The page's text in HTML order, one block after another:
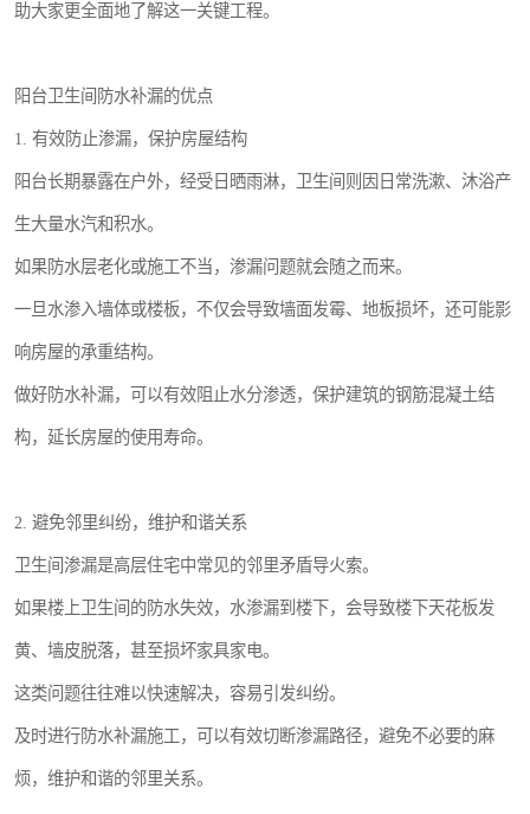
助大家更全面地了解这一关键工程。
阳台卫生间防水补漏的优点
1. 有效防止渗漏，保护房屋结构
阳台长期暴露在户外，经受日晒雨淋，卫生间则因日常洗漱、沐浴产
生大量水汽和积水。
如果防水层老化或施工不当，渗漏问题就会随之而来。
一旦水渗入墙体或楼板，不仅会导致墙面发霉、地板损坏，还可能影
响房屋的承重结构。
做好防水补漏，可以有效阻止水分渗透，保护建筑的钢筋混凝土结
构，延长房屋的使用寿命。
2. 避免邻里纠纷，维护和谐关系
卫生间渗漏是高层住宅中常见的邻里矛盾导火索。
如果楼上卫生间的防水失效，水渗漏到楼下，会导致楼下天花板发
黄、墙皮脱落，甚至损坏家具家电。
这类问题往往难以快速解决，容易引发纠纷。
及时进行防水补漏施工，可以有效切断渗漏路径，避免不必要的麻
烦，维护和谐的邻里关系。